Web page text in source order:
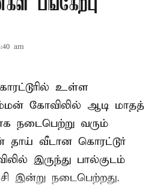
பங்கேற்பு
am
உள்ள
கோவிலில் ஆடி மாதத்
நடைபெற்று வரும்
தாய் வீடான கொரட்டூர்
இருந்து பால்குடம்
இன்று நடைபெற்றது.